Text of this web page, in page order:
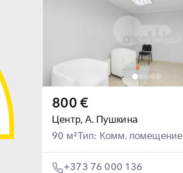
800 €
Центр, А. Пушкина
90 м²Тип: Комм. помещение
+373 76 000 136